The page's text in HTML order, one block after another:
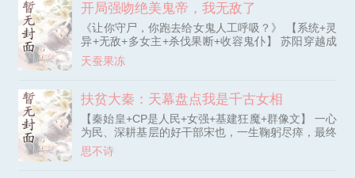
开局强吻绝美鬼帝，我无敌了
《让你守尸，你跑去给女鬼人工呼吸？》 【系统+灵
异+无敌+多女主+杀伐果断+收容鬼仆】 苏阳穿越成
为殡仪馆守夜人，开局遭遇红衣女鬼索命，关键时刻
觉醒最强天师系统。 化身紫衣天师，强吻女鬼，获
纯阳体】，直接起飞！ 从此，灵异界出了个不正经
的暴力天师。 千年尸王？黑丝穿上，门口站着！ 绝
美狐仙？白丝换好，过来捏肩！ 鬼界女帝？戴上项
圈，做我的贴身保镖！ 【
天蚕果冻
扶贫大秦：天幕盘点我是千古女相
【秦始皇+CP是人民+女强+基建狂魔+群像文】 一心
为民、深耕基层的好干部宋也，一生鞠躬尽瘁，最终
因胃癌离世。 死后，她绑定了“救世安民”系统。 系
统告知：只要完成指定任务，积累万千功德，就能超
思不诗